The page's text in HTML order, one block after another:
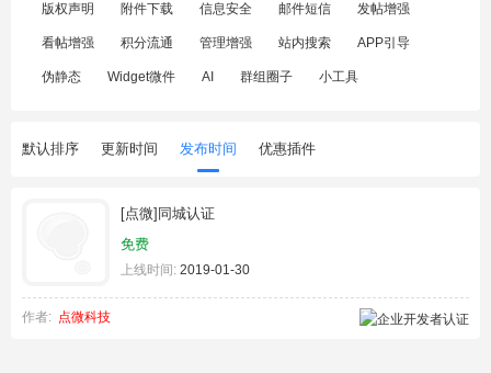
版权声明 附件下载 信息安全 邮件短信 发帖增强
看帖增强 积分流通 管理增强 站内搜索 APP引导
伪静态 Widget微件 AI 群组圈子 小工具
默认排序 更新时间 发布时间 优惠插件
[点微]同城认证
免费
上线时间: 2019-01-30
作者: 点微科技